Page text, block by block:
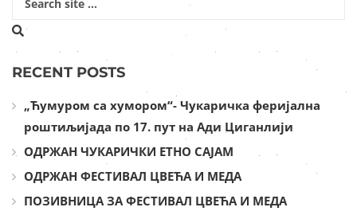
RECENT POSTS
„Ћумуром са хумором“- Чукаричка феријална
роштиљијада по 17. пут на Ади Циганлији
ОДРЖАН ЧУКАРИЧКИ ЕТНО САЈАМ
ОДРЖАН ФЕСТИВАЛ ЦВЕЋА И МЕДА
ПОЗИВНИЦА ЗА ФЕСТИВАЛ ЦВЕЋА И МЕДА